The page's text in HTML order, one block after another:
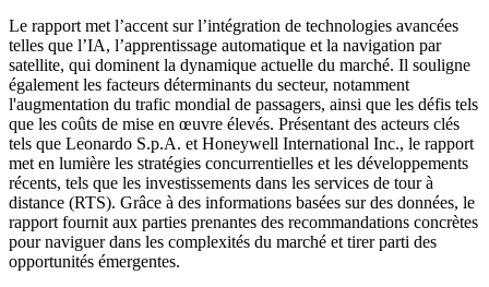
Le rapport met l’accent sur l’intégration de technologies avancées
telles que l’IA, l’apprentissage automatique et la navigation par
satellite, qui dominent la dynamique actuelle du marché. Il souligne
également les facteurs déterminants du secteur, notamment
l'augmentation du trafic mondial de passagers, ainsi que les défis tels
que les coûts de mise en œuvre élevés. Présentant des acteurs clés
tels que Leonardo S.p.A. et Honeywell International Inc., le rapport
met en lumière les stratégies concurrentielles et les développements
récents, tels que les investissements dans les services de tour à
distance (RTS). Grâce à des informations basées sur des données, le
rapport fournit aux parties prenantes des recommandations concrètes
pour naviguer dans les complexités du marché et tirer parti des
opportunités émergentes.